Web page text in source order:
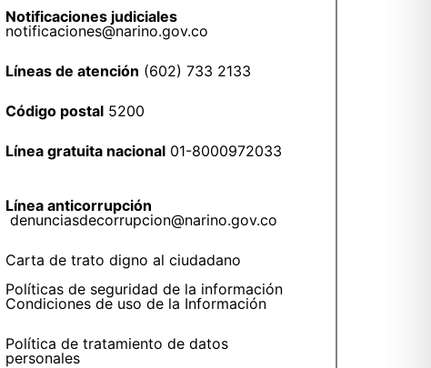
Notificaciones judiciales
notificaciones@narino.gov.co
Líneas de atención (602) 733 2133
Código postal 5200
Línea gratuita nacional 01-8000972033
Línea anticorrupción
denunciasdecorrupcion@narino.gov.co
Carta de trato digno al ciudadano
Políticas de seguridad de la información
Condiciones de uso de la Información
Política de tratamiento de datos
personales